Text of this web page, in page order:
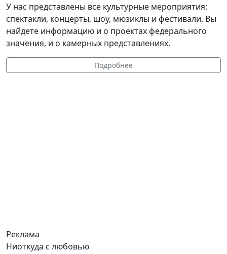
У нас представлены все культурные мероприятия:
спектакли, концерты, шоу, мюзиклы и фестивали. Вы
найдете информацию и о проектах федерального
значения, и о камерных представлениях.
Подробнее
Реклама
Ниоткуда с любовью